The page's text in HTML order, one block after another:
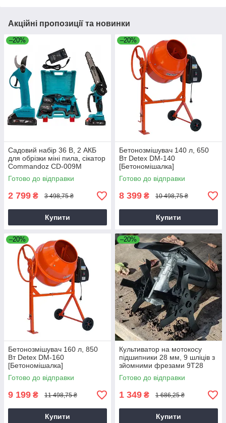
Акційні пропозиції та новинки
–20%
Садовий набір 36 В, 2 АКБ
для обрізки міні пила, сікатор
Commandoz CD-009M
Готово до відправки
2 799 ₴ 3 498,75 ₴
Купити
–20%
Бетонозмішувач 140 л, 650
Вт Detex DM-140
[Бетономішалка]
Готово до відправки
8 399 ₴ 10 498,75 ₴
Купити
–20%
Бетонозмішувач 160 л, 850
Вт Detex DM-160
[Бетономішалка]
Готово до відправки
9 199 ₴ 11 498,75 ₴
Купити
–20%
Культиватор на мотокосу
підшипники 28 мм, 9 шліців з
зйомними фрезами 9T28
Готово до відправки
1 349 ₴ 1 686,25 ₴
Купити